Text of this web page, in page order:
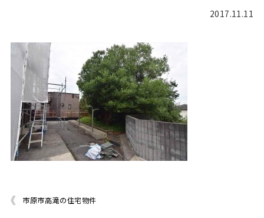
2017.11.11
市原市高滝の住宅物件